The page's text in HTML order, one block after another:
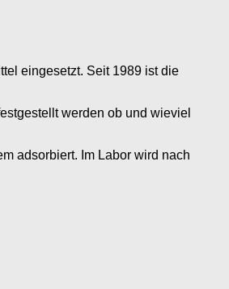
eingesetzt. Seit 1989 ist die
werden ob und wieviel
adsorbiert. Im Labor wird nach